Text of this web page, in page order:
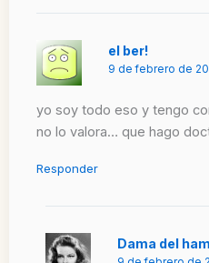
el ber!
9 de febrero de
yo soy todo eso y tengo
no lo valora… que hago
Responder
Dama del